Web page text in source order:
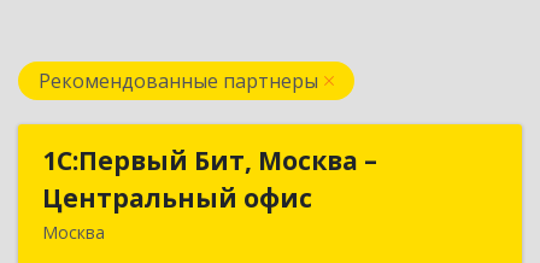
Рекомендованные партнеры
1С:Первый Бит, Москва –
Центральный офис
Москва
1С:Первый Бит, Москва –
Центральный офис